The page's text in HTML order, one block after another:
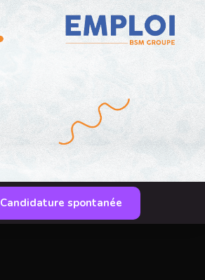
Candidature spontanée